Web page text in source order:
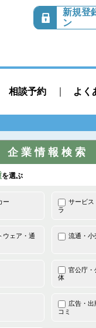
新規登
ン
相談予約 よく
企業情報検索
を選ぶ
ー
サービス
ラ
ウェア・通
流通・小
官公庁・
体
広告・出
コミ